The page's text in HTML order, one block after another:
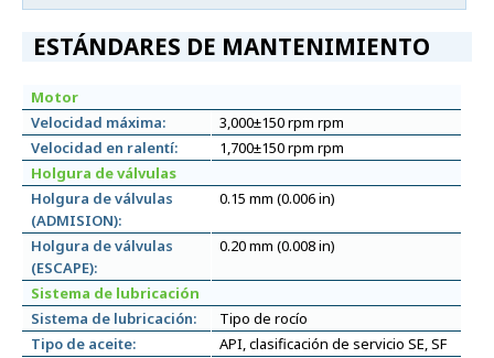
ESTÁNDARES DE MANTENIMIENTO
Motor
Velocidad máxima:
3,000±150 rpm rpm
Velocidad en ralentí:
1,700±150 rpm rpm
Holgura de válvulas
Holgura de válvulas
(ADMISION):
0.15 mm (0.006 in)
Holgura de válvulas
(ESCAPE):
0.20 mm (0.008 in)
Sistema de lubricación
Sistema de lubricación:
Tipo de rocío
Tipo de aceite:
API, clasificación de servicio SE, SF